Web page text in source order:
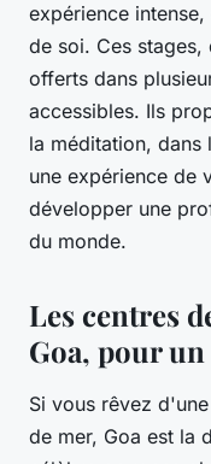
expérience
de soi. Ces
offerts dans
accessibles. Ils
la méditation,
une expérience de
développer une
du monde.
Les centres
Goa, pour
Si vous rêvez
de mer, Goa est la